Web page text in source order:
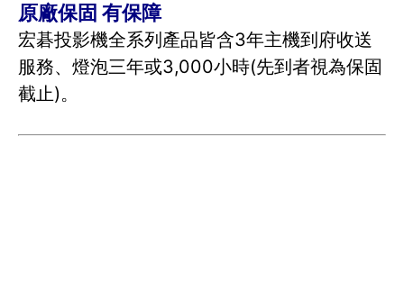
原廠保固 有保障
宏碁投影機全系列產品皆含3年主機到府收送
服務、燈泡三年或3,000小時(先到者視為保固
截止)。